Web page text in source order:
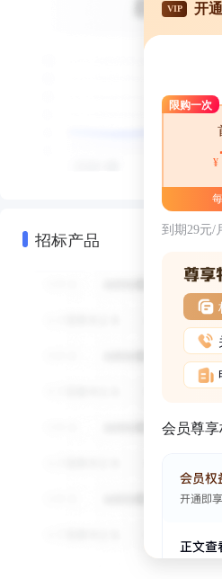
招标产品
VIP 开
限购一次
¥
到期29元/
会员尊